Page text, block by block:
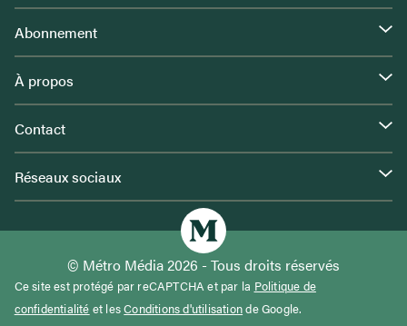
Abonnement
À propos
Contact
Réseaux sociaux
© Métro Média 2026 - Tous droits réservés
Ce site est protégé par reCAPTCHA et par la Politique de
confidentialité et lesConditions d'utilisationde Google.